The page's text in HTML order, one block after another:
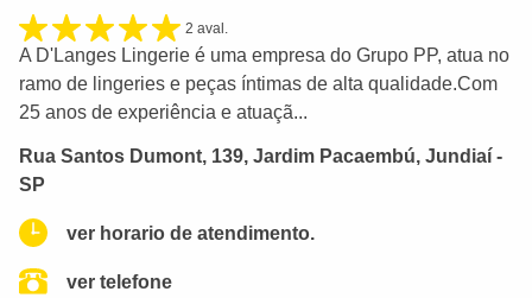
2 aval.
A D'Langes Lingerie é uma empresa do Grupo PP, atua no
ramo de lingeries e peças íntimas de alta qualidade.Com
25 anos de experiência e atuaçã...
Rua Santos Dumont, 139, Jardim Pacaembú, Jundiaí -
SP
ver horario de atendimento.
ver telefone